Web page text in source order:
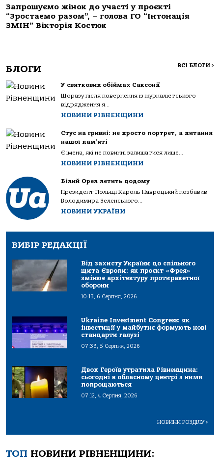
Запрошуємо жінок до участі у проєкті
“Зростаємо разом”, – голова ГО “Інтонація
ЗМІН” Вікторія Костюк
БЛОГИ ВСІ БЛОГИ >
У святкових обіймах Саксонії
Щоразу після повернення із журналістського
відрядження я...
НОВИНИ РІВНЕНЩИНИ
Стус на гривні: не просто портрет, а питання
нашої пам’яті
Є імена, які не повинні залишатися лише...
НОВИНИ РІВНЕНЩИНИ
Білий Орел летить додому
Президент Польщі Кароль Навроцький позбавив
Володимира Зеленського...
НОВИНИ УКРАЇНИ
ВИБІР РЕДАКЦІЇ
Від захисту України до спільного
щита Європи: як проєкт «Фрея»
змінює архітектуру протиракетної
оборони
10:13, 6 Серпня, 2026
Ukraine Investment Congress: як
інвестиції у майбутнє формують нові
стандарти галузі
07:33, 5 Серпня, 2026
Двох Героїв утратила Рівненщина:
сьогодні в обласному центрі з ними
попрощаються
07:12, 4 Серпня, 2026
НОВИНИ РОЗДІЛУ>
ТОП НОВИНИ РІВНЕНЩИНИ: